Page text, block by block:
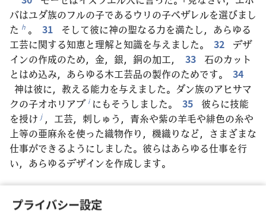
プライバシー設定
バはユダ族のフルの子であるウリの子ベザレルを選びまし
た h 。 31
そして彼に神の聖なる力を満たし，あらゆる
工芸に関する知恵と理解と知識を与えました。
32
デザ
インの作成のため，金，銀，銅の加工，
33
石のカット
とはめ込み，あらゆる木工芸品の製作のためです。
34
神は彼に，教える能力を与えました。ダン族のアヒサマ
クの子オホリアブ i にもそうしました。 35
彼らに技能
を授け j ，工芸，刺しゅう，青糸や紫の羊毛や緋色の糸や
上等の亜麻糸を使った織物作り，機織りなど，さまざまな
仕事ができるようにしました。彼らはあらゆる仕事を行
い，あらゆるデザインを作成します。
戻る